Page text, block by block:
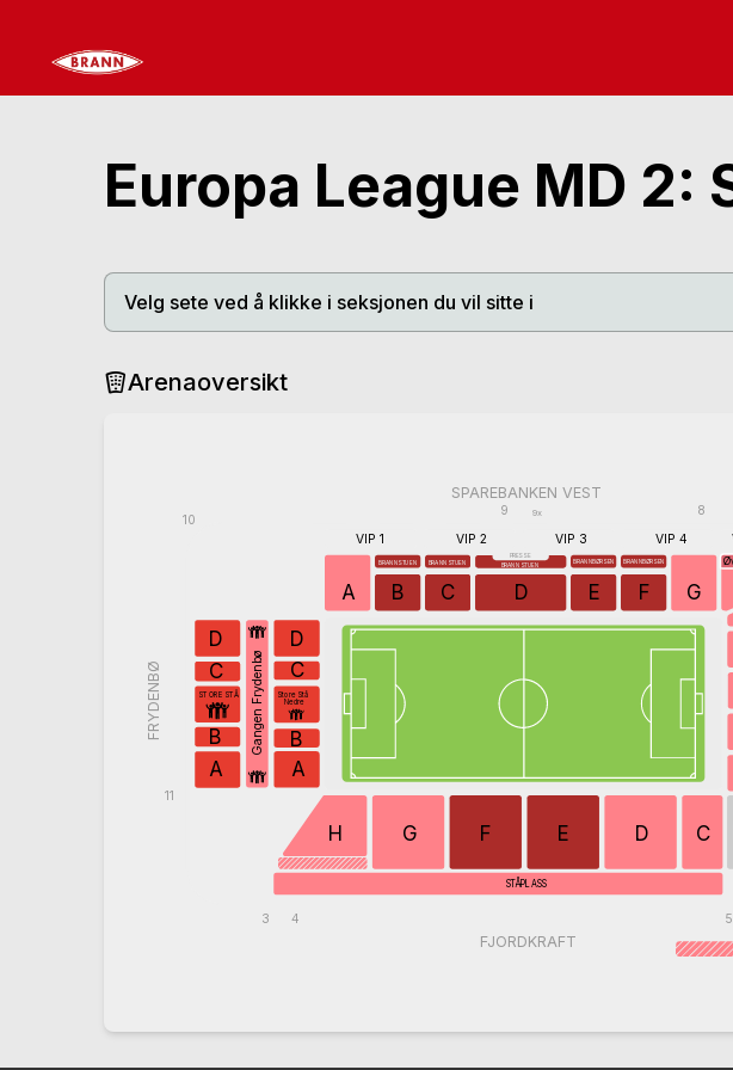
Europa League MD 2:
Velg sete ved å klikke i seksjonen du vil sitte i
Arenaoversikt
B
A C D E F G
BRANNBØRSEN BRANNBØRSEN
BRANNSTUEN BRANNSTUEN BRANNSTUEN
PRESSE
VIP 1 VIP 2 VIP 3 VIP 4
C
G F E D
H
STÅPLASS
A
D
B
C
C
D
B
A
STORE STÅ Store Stå
Nedre
Gangen Frydenbø
SPAREBANKEN VEST
FJORDKRAFT
FRYDENBØ
9
10
8
9x
11
3 4 5